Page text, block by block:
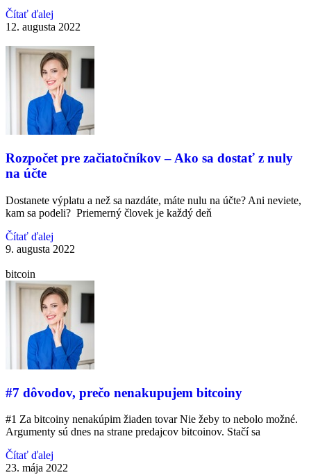
Čítať ďalej
12. augusta 2022
Rozpočet pre začiatočníkov – Ako sa dostať z nuly
na účte
Dostanete výplatu a než sa nazdáte, máte nulu na účte? Ani neviete,
kam sa podeli? Priemerný človek je každý deň
Čítať ďalej
9. augusta 2022
bitcoin
#7 dôvodov, prečo nenakupujem bitcoiny
#1 Za bitcoiny nenakúpim žiaden tovar Nie žeby to nebolo možné.
Argumenty sú dnes na strane predajcov bitcoinov. Stačí sa
Čítať ďalej
23. mája 2022